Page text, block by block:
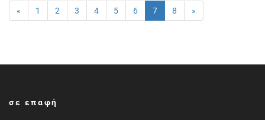
« 1 2 3 4 5 6 7 8 »
σε επαφή